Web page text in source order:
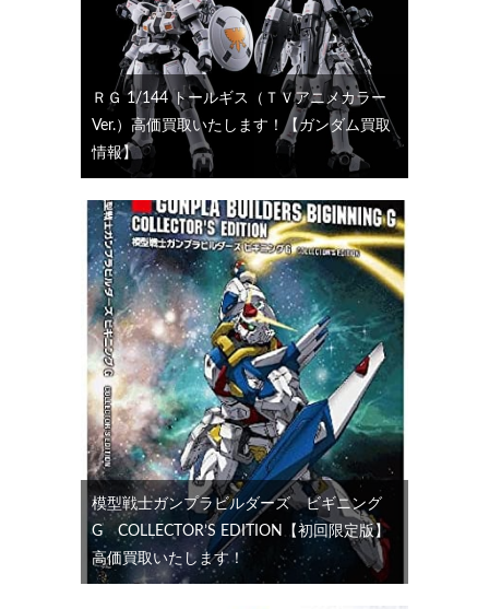
ＲＧ 1/144 トールギス（ＴＶアニメカラー
Ver.）高価買取いたします！【ガンダム買取
情報】
模型戦士ガンプラビルダーズ ビギニング
G COLLECTOR’S EDITION【初回限定版】
高価買取いたします！